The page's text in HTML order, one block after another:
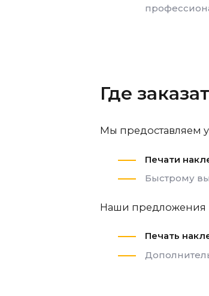
Где
Мы предоставляем
Печати
Быстрому
Наши предложения
Печать